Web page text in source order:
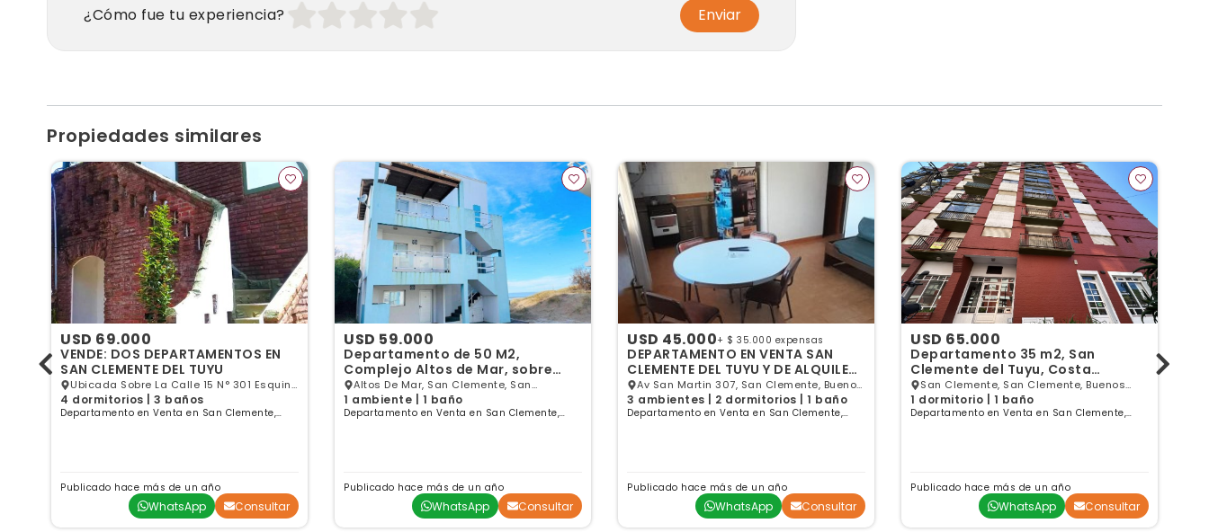
¿Cómo fue tu experiencia? Enviar
Propiedades similares
USD 69.000
VENDE: DOS DEPARTAMENTOS EN
SAN CLEMENTE DEL TUYU
Ubicada Sobre La Calle 15 N° 301 Esquina
23, San Clemente, Buenos Aires
4 dormitorios | 3 baños
Departamento en Venta en San Clemente,
Publicado hace más de un año
WhatsApp Consultar
USD 59.000
Departamento de 50 M2,
Complejo Altos de Mar, sobre
playa, San Clemente del Tuyu.
Altos De Mar, San Clemente, San
Clemente, Buenos Aires
1 ambiente | 1 baño
Departamento en Venta en San Clemente,
Publicado hace más de un año
WhatsApp Consultar
USD 45.000+ $ 35.000 expensas
DEPARTAMENTO EN VENTA SAN
CLEMENTE DEL TUYU Y DE ALQUILER
TEMPORARIO
Av San Martin 307, San Clemente, Buenos
Aires
3 ambientes | 2 dormitorios | 1 baño
Departamento en Venta en San Clemente,
Publicado hace más de un año
WhatsApp Consultar
USD 65.000
Departamento 35 m2, San
Clemente del Tuyu, Costa
Atlántica, Buenos Aires
San Clemente, San Clemente, Buenos
Aires
1 dormitorio | 1 baño
Departamento en Venta en San Clemente,
Publicado hace más de un año
WhatsApp Consultar